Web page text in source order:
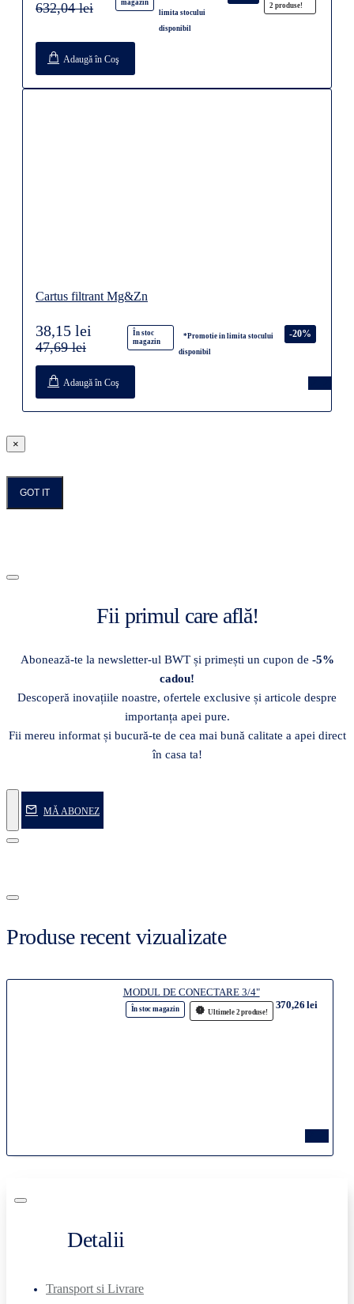
2 produse!
magazin
limita stocului
disponibil
632,04 lei
Adaugă în Coş
Cartus filtrant Mg&Zn
În stoc
magazin
*Promotie in limita stocului
disponibil
-20%
38,15 lei
47,69 lei
Adaugă în Coş
×
GOT IT
Fii primul care află!
Abonează-te la newsletter-ul BWT și primești un cupon de -5%
cadou!
Descoperă inovațiile noastre, ofertele exclusive și articole despre
importanța apei pure.
Fii mereu informat și bucură-te de cea mai bună calitate a apei direct
în casa ta!
MĂ ABONEZ
Produse recent vizualizate
MODUL DE CONECTARE 3/4"
Ultimele 2 produse!
În stoc magazin 370,26 lei
Detalii
Transport si Livrare